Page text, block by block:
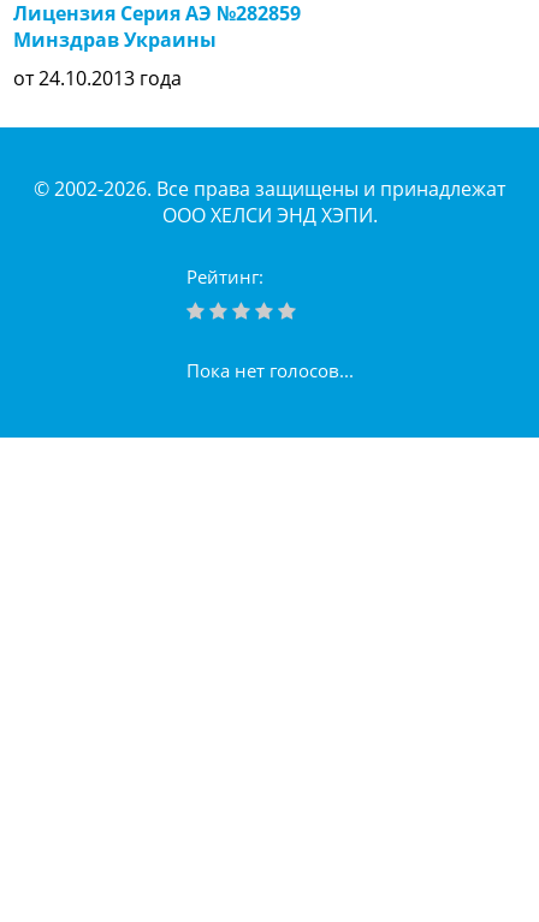
Лицензия Серия АЭ №282859
Минздрав Украины
от 24.10.2013 года
© 2002-2026. Все права защищены и принадлежат
ООО ХЕЛСИ ЭНД ХЭПИ.
Рейтинг:
Пока нет голосов...